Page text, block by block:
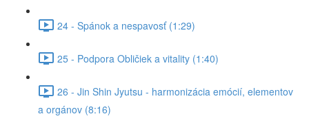
24 - Spánok a nespavosť (1:29)
25 - Podpora Obličiek a vitality (1:40)
26 - Jin Shin Jyutsu - harmonizácia emócií, elementov
a orgánov (8:16)